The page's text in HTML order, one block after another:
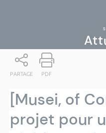
PARTAGE PDF
[Musei, of
projet pour